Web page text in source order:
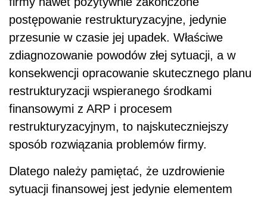
postępowanie restrukturyzacyjne, jedynie
przesunie w czasie jej upadek. Właściwe
zdiagnozowanie powodów złej sytuacji, a w
konsekwencji opracowanie skutecznego planu
restrukturyzacji wspieranego środkami
finansowymi z ARP i procesem
restrukturyzacyjnym, to najskuteczniejszy
sposób rozwiązania problemów firmy.
Dlatego należy pamiętać, że uzdrowienie
sytuacji finansowej jest jedynie elementem